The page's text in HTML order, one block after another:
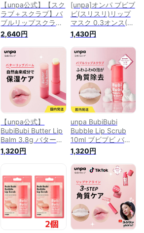
【unpa公式】【スク
ラブ＋スクラブ】バ
ブルリップスクラブ
2個 唇 スクラブ マイ
ルドピーリング 3分
カサカサ 角質ケア
なめらかな唇 保つ
XPERTMOIST 保湿
高品質 海外 韓国累
計100万突破
2,640円
[unpa]オンパ ブビブ
ビ(スリスリ)リップ
マスク 0.3オンス(9
g)1個 #リップマスク
高保湿 微桃香リップ
マスク 就寝前ケア
韓国コスメ [韓国直
送]
1,430円
【unpa公式】
BubiBubi Butter Lip
Balm 3.8g バターリ
ップバーム 韓国累計
100万突破 スティッ
ち歩き 色なし 無色
無香料 透明 荒れな
い唇 XPERTMOIST
クプアスシードバタ
ー低分子ヒアルロン
酸 高保湿
1,320円
unpa BubiBubi
Bubble Lip Scrub
10ml ブビブビ バブ
ルリップス...
1,320円